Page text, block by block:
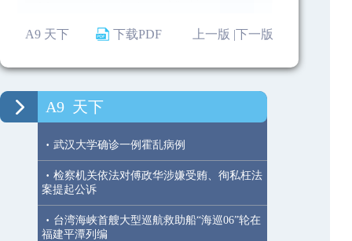
A9 天下 下载PDF 下一版
上一版 |
A9 天下
· 武汉大学确诊一例霍乱病例
· 检察机关依法对傅政华涉嫌受贿、徇私枉法
案提起公诉
· 台湾海峡首艘大型巡航救助船“海巡06”轮在
福建平潭列编